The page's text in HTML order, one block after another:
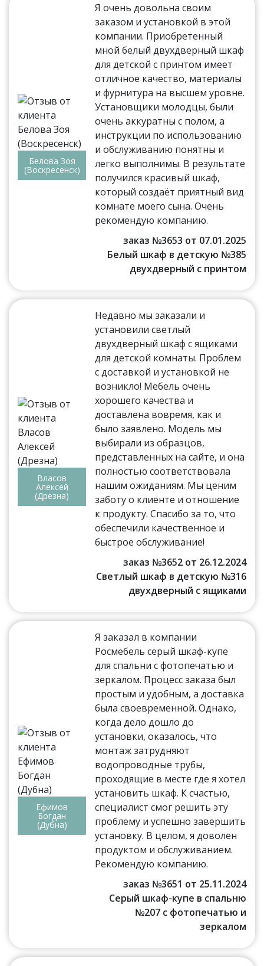
Белова Зоя
(Воскресенск)
Я очень довольна своим
заказом и установкой в этой
компании. Приобретенный
мной белый двухдверный шкаф
для детской с принтом имеет
отличное качество, материалы
и фурнитура на высшем уровне.
Установщики молодцы, были
очень аккуратны с полом, а
инструкции по использованию
и обслуживанию понятны и
легко выполнимы. В результате
получился красивый шкаф,
который создаёт приятный вид
комнате моего сына. Очень
рекомендую компанию.
заказ №3653 от 07.01.2025
Белый шкаф в детскую №385
двухдверный с принтом
Власов
Алексей
(Дрезна)
Недавно мы заказали и
установили светлый
двухдверный шкаф с ящиками
для детской комнаты. Проблем
с доставкой и установкой не
возникло! Мебель очень
хорошего качества и
доставлена вовремя, как и
было заявлено. Модель мы
выбирали из образцов,
представленных на сайте, и она
полностью соответствовала
нашим ожиданиям. Мы ценим
заботу о клиенте и отношение
к продукту. Спасибо за то, что
обеспечили качественное и
быстрое обслуживание!
заказ №3652 от 26.12.2024
Светлый шкаф в детскую №316
двухдверный с ящиками
Ефимов
Богдан
(Дубна)
Я заказал в компании
Росмебель серый шкаф-купе
для спальни с фотопечатью и
зеркалом. Процесс заказа был
простым и удобным, а доставка
была своевременной. Однако,
когда дело дошло до
установки, оказалось, что
монтаж затрудняют
водопроводные трубы,
проходящие в месте где я хотел
установить шкаф. К счастью,
специалист смог решить эту
проблему и успешно завершить
установку. В целом, я доволен
продуктом и обслуживанием.
Рекомендую компанию.
заказ №3651 от 25.11.2024
Серый шкаф-купе в спальню
№207 с фотопечатью и
зеркалом